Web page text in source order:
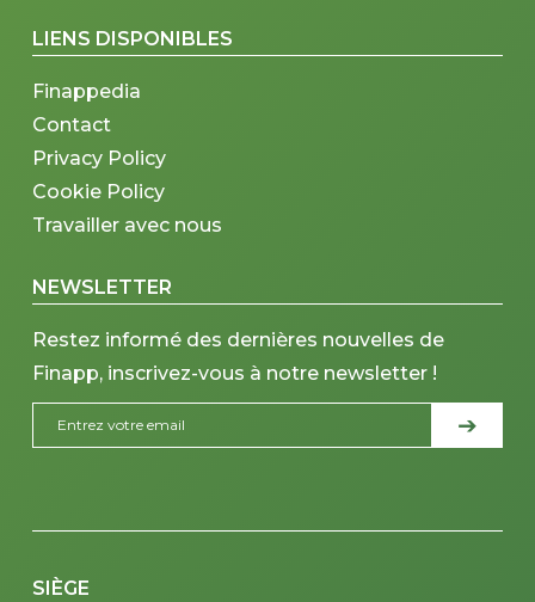
LIENS DISPONIBLES
Finappedia
Contact
Privacy Policy
Cookie Policy
Travailler avec nous
NEWSLETTER
Restez informé des dernières nouvelles de
Finapp, inscrivez-vous à notre newsletter !
SIÈGE